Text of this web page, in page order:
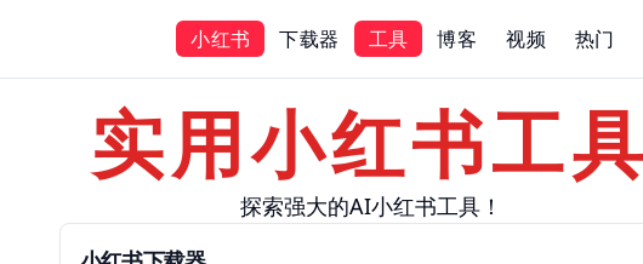
小红书 下载器 工具 博客 视频 热门
实用小红书工
探索强大的AI小红书工具！